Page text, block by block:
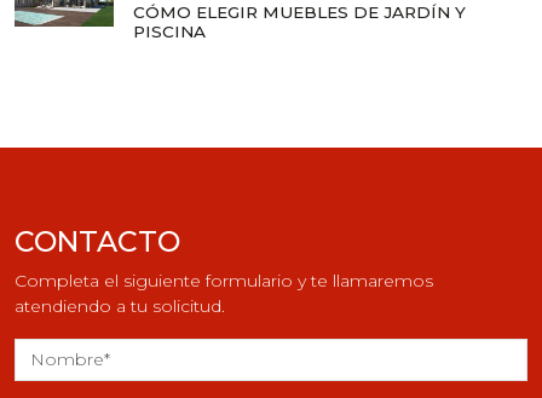
CÓMO ELEGIR MUEBLES DE JARDÍN Y
PISCINA
CONTACTO
Completa el siguiente formulario y te llamaremos
atendiendo a tu solicitud.